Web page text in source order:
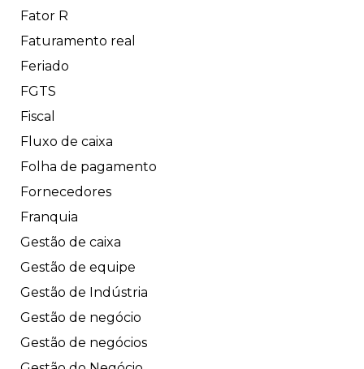
Fator R
Faturamento real
Feriado
FGTS
Fiscal
Fluxo de caixa
Folha de pagamento
Fornecedores
Franquia
Gestão de caixa
Gestão de equipe
Gestão de Indústria
Gestão de negócio
Gestão de negócios